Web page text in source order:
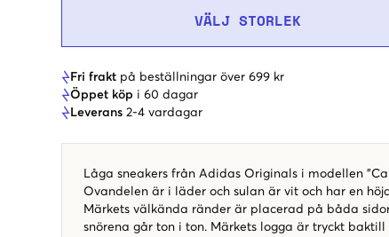
VÄLJ STORLEK
Fri frakt på beställningar över 699 kr
Öppet köp i 60 dagar
Leverans 2-4 vardagar
Låga sneakers från Adidas Originals i modellen
Ovandelen är i läder och sulan är vit och har en
Märkets välkända ränder är placerad på båda
snörena går ton i ton. Märkets logga är tryckt baktill